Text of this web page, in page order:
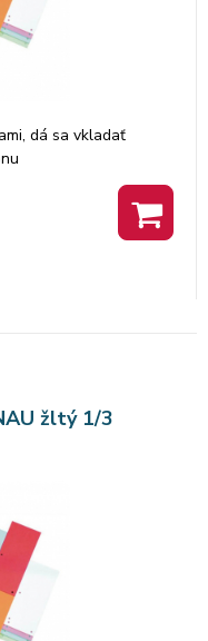
dá sa vkladať
žltý 1/3